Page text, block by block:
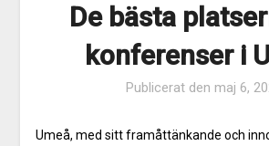
De bästa
konferenser i
Publicerat den maj 6,
Umeå, med sitt framåttänkande och